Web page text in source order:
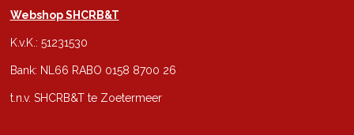
Webshop SHCRB&T
K.v.K.: 51231530
Bank: NL66 RABO 0158 8700 26
t.n.v. SHCRB&T te Zoetermeer